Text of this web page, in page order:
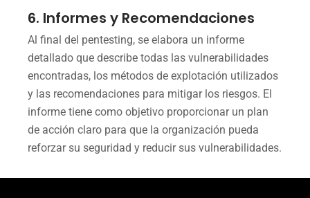
6. Informes y Recomendaciones
Al final del pentesting, se elabora un informe
detallado que describe todas las vulnerabilidades
encontradas, los métodos de explotación utilizados
y las recomendaciones para mitigar los riesgos. El
informe tiene como objetivo proporcionar un plan
de acción claro para que la organización pueda
reforzar su seguridad y reducir sus vulnerabilidades.